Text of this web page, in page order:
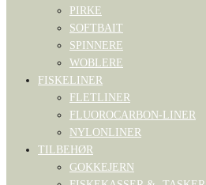
PIRKE
SOFTBAIT
SPINNERE
WOBLERE
FISKELINER
FLETLINER
FLUOROCARBON-LINER
NYLONLINER
TILBEHØR
GOKKEJERN